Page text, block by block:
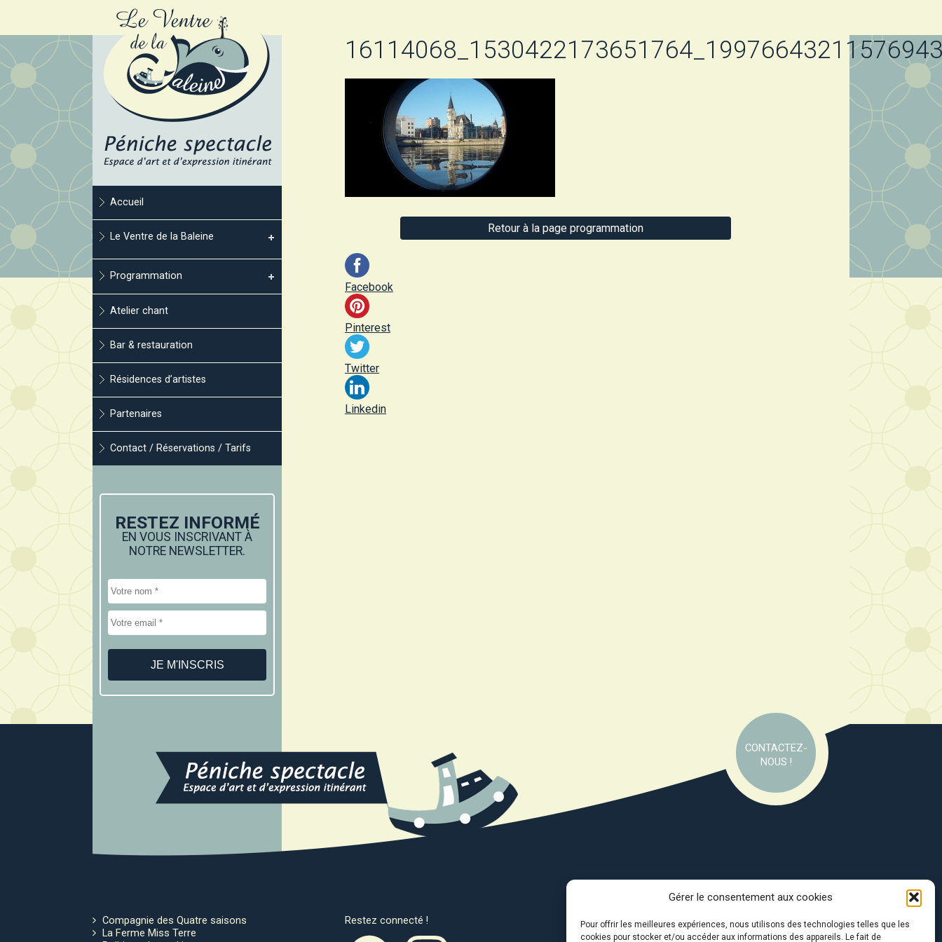
Gérer le consentement aux cookies
Pour offrir les meilleures expériences, nous utilisons des technologies telles que les
cookies pour stocker et/ou accéder aux informations des appareils. Le fait de
Accueil
Le Ventre de la Baleine
Programmation
Atelier chant
Bar & restauration
Résidences d’artistes
Partenaires
Contact / Réservations / Tarifs
RESTEZ INFORMÉ
EN VOUS INSCRIVANT À
NOTRE NEWSLETTER.
Retour à la page programmation
Facebook
Pinterest
Twitter
Linkedin
CONTACTEZ-
NOUS !
Compagnie des Quatre saisons
La Ferme Miss Terre
Restez connecté ! Avec le soutien de :